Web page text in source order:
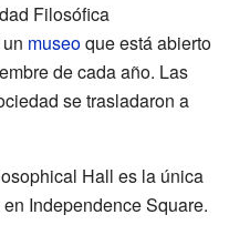
Filosófica
museoque está abierto
de cada año. Las
se trasladaron a
Hall es la única
Independence Square.